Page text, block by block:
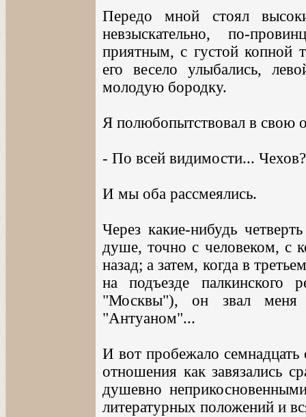
Передо мной стоял
невзыскательно, по-
приятным, с густой копной
его весело улыбались,
молодую бородку.
Я полюбопытствовал в свою
- По всей видимости... Чехов?
И мы оба рассмеялись.
Через какие-нибудь
душе, точно с человеком, с
назад; а затем, когда в
на подъезде палкинского
"Москвы"), он звал меня
"Антуаном"...
И вот пробежало
отношения как завязались
душевно
литературных положений и